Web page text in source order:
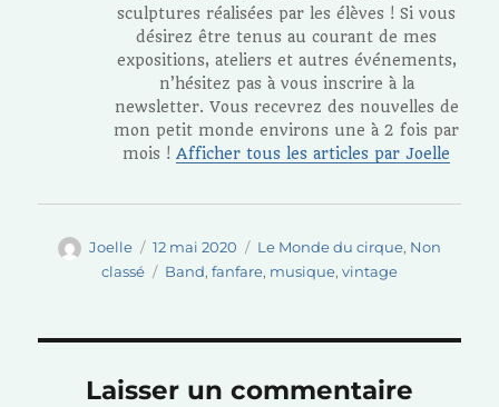
sculptures réalisées par les élèves ! Si vous
désirez être tenus au courant de mes
expositions, ateliers et autres événements,
n’hésitez pas à vous inscrire à la
newsletter. Vous recevrez des nouvelles de
mon petit monde environs une à 2 fois par
mois !Afficher tous les articles par Joelle
Auteur
Joelle
Publié
le
12 mai 2020 Catégories
Le Monde du cirque, Non
classé
Étiquettes
Band, fanfare, musique, vintage
Laisser un commentaire